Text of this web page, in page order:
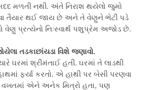
મળતી નથી. અંતે નિરાશ થયેલો જુમો
તૈયાર થઈ જાય છે અને તે વેણુને ભેટી પડે
પ્રત્યેનો નિઃસ્વાર્થ પશુપ્રેમ અજોડ છે.
તડકાછાંયડા વિશે જણાવો.
ઘરમાં શ્રીમંતાઈ હતી. ઘરમાં તે લાડથી
ફર્યા કરતો. એ હાથી પર બેસી પરણવા
વખતમાં એને અનેક મિત્રો હતા, પણ